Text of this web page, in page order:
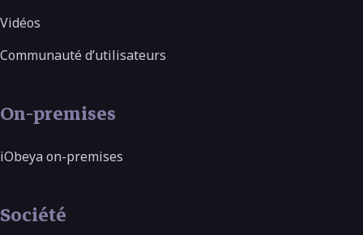
Vidéos
Communauté d’utilisateurs
On-premises
iObeya on-premises
Société